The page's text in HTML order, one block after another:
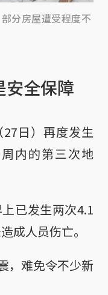
分房屋遭受程度不
安全保障
日）再度发生
内的第三次地
已发生两次4.1
成人员伤亡。
，难免令不少新